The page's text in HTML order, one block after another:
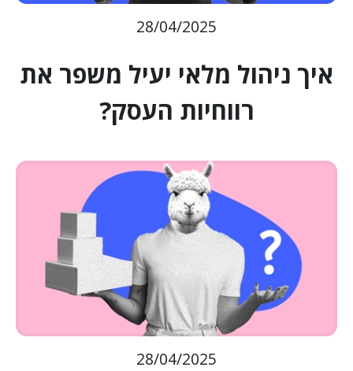
28/04/2025
איך ניהול מלאי יעיל משפר את
רווחיות העסק?
28/04/2025